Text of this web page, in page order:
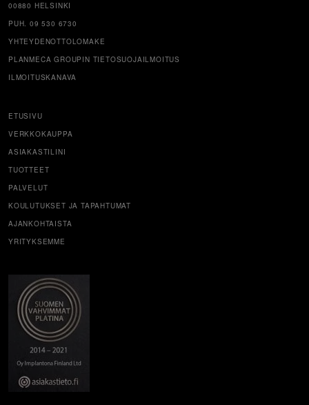
00880 HELSINKI
PUH. 09 530 6730
YHTEYDENOTTOLOMAKE
PLANMECA GROUPIN TIETOSUOJAILMOITUS
ILMOITUSKANAVA
ETUSIVU
VERKKOKAUPPA
ASIAKASTILINI
TUOTTEET
PALVELUT
KOULUTUKSET JA TAPAHTUMAT
AJANKOHTAISTA
YRITYKSEMME